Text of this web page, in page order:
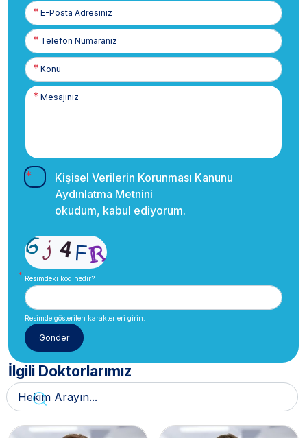
E-
Posta
Telefon
Numaranız
Kişisel Verilerin Korunması Kanunu
Aydınlatma Metnini
okudum, kabul ediyorum.
Resimdeki kod nedir?
Resimde gösterilen karakterleri girin.
İlgili Doktorlarımız